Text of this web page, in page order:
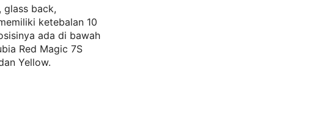
glass back,
ketebalan 10
ada di bawah
Red Magic 7S
Yellow.